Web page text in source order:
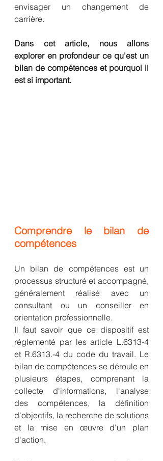
envisager un changement de
carrière.
Dans cet article, nous allons
explorer en profondeur ce qu'est un
bilan de compétences et pourquoi il
est si important.
Comprendre le bilan de
compétences
Un bilan de compétences est un
processus structuré et accompagné,
généralement réalisé avec un
consultant ou un conseiller en
orientation professionnelle.
Il faut savoir que ce dispositif est
réglementé par les article L.6313-4
et R.6313.-4 du code du travail. Le
bilan de compétences se déroule en
plusieurs étapes, comprenant la
collecte d'informations, l'analyse
des compétences, la définition
d'objectifs, la recherche de solutions
et la mise en œuvre d'un plan
d'action.